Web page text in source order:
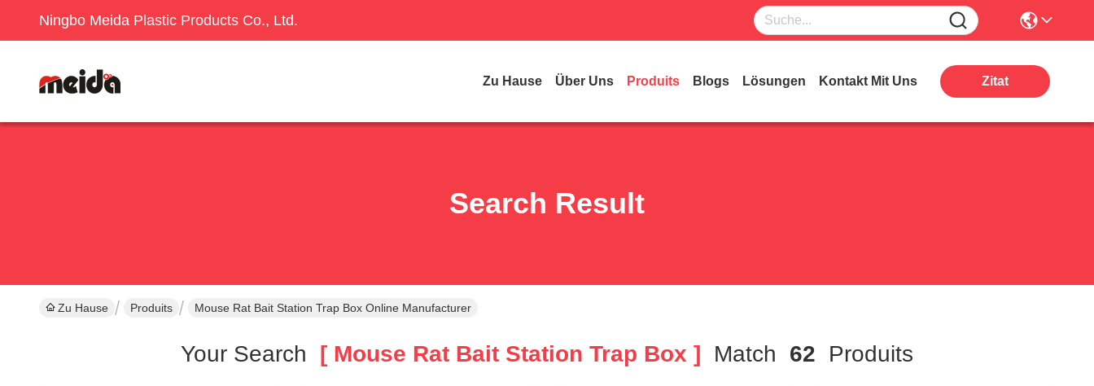
Ningbo Meida Plastic Products Co., Ltd.
Zu Hause Über Uns Produits Blogs Lösungen Kontakt Mit Uns Zitat
Search Result
Zu Hause Produits Mouse Rat Bait Station Trap Box Online Manufacturer
Your Search [ Mouse Rat Bait Station Trap Box ] Match 62 Produits